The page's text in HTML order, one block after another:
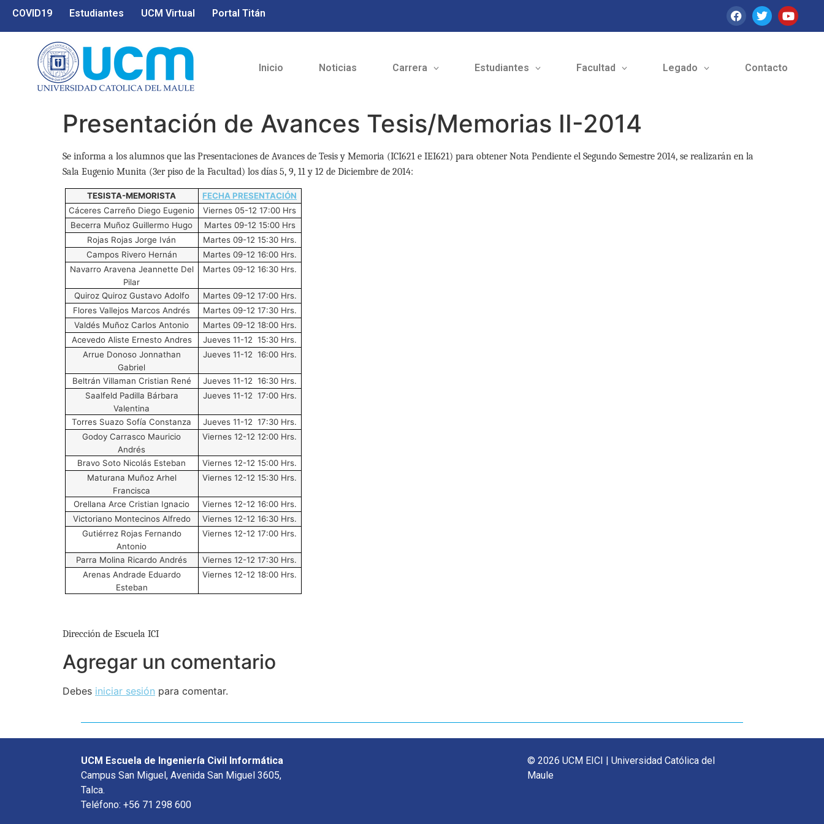
COVID19 Estudiantes UCM Virtual Portal Titán
Inicio Noticias Carrera Estudiantes Facultad Legado Contacto
Presentación de Avances Tesis/Memorias II-2014
Se informa a los alumnos que las Presentaciones de Avances de Tesis y Memoria (ICI621 e IEI621) para obtener Nota Pendiente el Segundo Semestre 2014, se realizarán en la
Sala Eugenio Munita (3er piso de la Facultad) los días 5, 9, 11 y 12 de Diciembre de 2014:
TESISTA-MEMORISTA
FECHA PRESENTACIÓN
Cáceres Carreño Diego Eugenio
Viernes 05-12 17:00 Hrs
Becerra Muñoz Guillermo Hugo
Martes 09-12 15:00 Hrs
Rojas Rojas Jorge Iván
Martes 09-12 15:30 Hrs.
Campos Rivero Hernán
Martes 09-12 16:00 Hrs.
Navarro Aravena Jeannette Del
Pilar
Martes 09-12 16:30 Hrs.
Quiroz Quiroz Gustavo Adolfo
Martes 09-12 17:00 Hrs.
Flores Vallejos Marcos Andrés
Martes 09-12 17:30 Hrs.
Valdés Muñoz Carlos Antonio
Martes 09-12 18:00 Hrs.
Acevedo Aliste Ernesto Andres
Jueves 11-12 15:30 Hrs.
Arrue Donoso Jonnathan
Gabriel
Jueves 11-12 16:00 Hrs.
Beltrán Villaman Cristian René
Jueves 11-12 16:30 Hrs.
Saalfeld Padilla Bárbara
Valentina
Jueves 11-12 17:00 Hrs.
Torres Suazo Sofía Constanza
Jueves 11-12 17:30 Hrs.
Godoy Carrasco Mauricio
Andrés
Viernes 12-12 12:00 Hrs.
Bravo Soto Nicolás Esteban
Viernes 12-12 15:00 Hrs.
Maturana Muñoz Arhel
Francisca
Viernes 12-12 15:30 Hrs.
Orellana Arce Cristian Ignacio
Viernes 12-12 16:00 Hrs.
Victoriano Montecinos Alfredo
Viernes 12-12 16:30 Hrs.
Gutiérrez Rojas Fernando
Antonio
Viernes 12-12 17:00 Hrs.
Parra Molina Ricardo Andrés
Viernes 12-12 17:30 Hrs.
Arenas Andrade Eduardo
Esteban
Viernes 12-12 18:00 Hrs.
Dirección de Escuela ICI
Agregar un comentario
Debes iniciar sesión para comentar.
UCM Escuela de Ingeniería Civil Informática
Campus San Miguel, Avenida San Miguel 3605,
Talca.
Teléfono: +56 71 298 600
© 2026 UCM EICI | Universidad Católica del
Maule